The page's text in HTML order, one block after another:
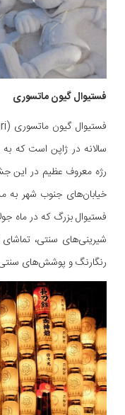
فستیوال گیون ماتسوری
رژه معروف عظیم در این
فستیوال بزرگ که در ماه
شیرینی‌های سنتی،
رنگارنگ و پوشش‌های سنتی